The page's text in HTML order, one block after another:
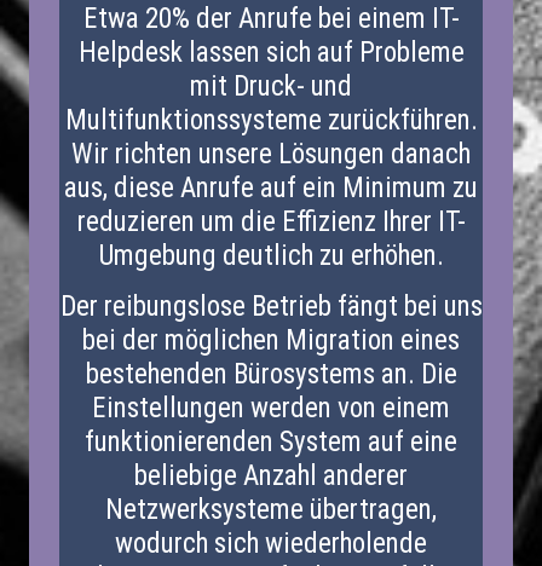
Etwa 20% der Anrufe bei einem IT-
Helpdesk lassen sich auf Probleme
mit Druck- und
Multifunktionssysteme zurückführen.
Wir richten unsere Lösungen danach
aus, diese Anrufe auf ein Minimum zu
reduzieren um die Effizienz Ihrer IT-
Umgebung deutlich zu erhöhen.
Der reibungslose Betrieb fängt bei uns
bei der möglichen Migration eines
bestehenden Bürosystems an. Die
Einstellungen werden von einem
funktionierenden System auf eine
beliebige Anzahl anderer
Netzwerksysteme übertragen,
wodurch sich wiederholende